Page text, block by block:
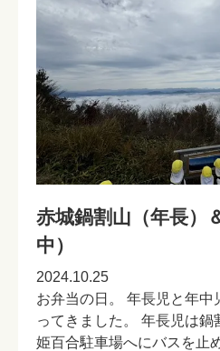
赤城鍋割山（年長）
中）
2024.10.25
お弁当の日。 年長児と年
ってきました。 年長児は
姫百合駐車場へにバスを止